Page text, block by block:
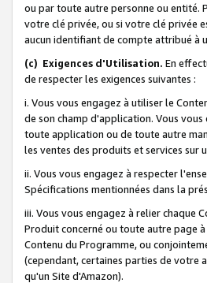
ou par toute autre personne ou entité.
votre clé privée, ou si votre clé privée
aucun identifiant de compte attribué à
(c) Exigences d'Utilisation. En
de respecter les exigences suivantes :
i. Vous vous engagez à utiliser le
de son champ d'application. Vous vous
toute application ou de toute autre
les ventes des produits et services sur
ii. Vous vous engagez à respecter
Spécifications mentionnées dans la
iii. Vous vous engagez à relier chaque
Produit concerné ou toute autre page
Contenu du Programme, ou
(cependant, certaines parties de votre
qu'un Site d'Amazon).